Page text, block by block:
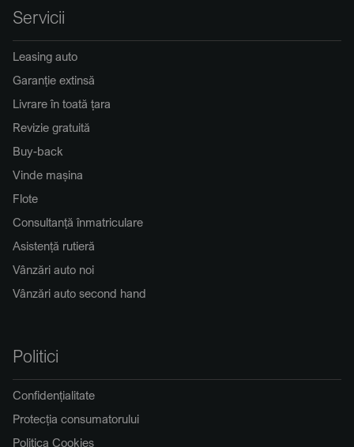
Servicii
Leasing auto
Garanție extinsă
Livrare în toată țara
Revizie gratuită
Buy-back
Vinde mașina
Flote
Consultanță înmatriculare
Asistență rutieră
Vânzări auto noi
Vânzări auto second hand
Politici
Confidențialitate
Protecția consumatorului
Politica Cookies